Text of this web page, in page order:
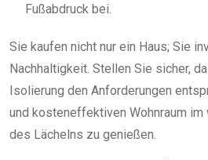
Fußabdruck bei.
Sie kaufen nicht nur ein Haus; Sie
Nachhaltigkeit. Stellen Sie sicher,
Isolierung den Anforderungen
und kosteneffektiven Wohnraum im
des Lächelns zu genießen.